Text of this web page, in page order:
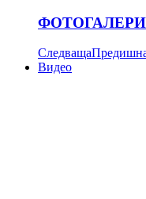
Следваща
Видео